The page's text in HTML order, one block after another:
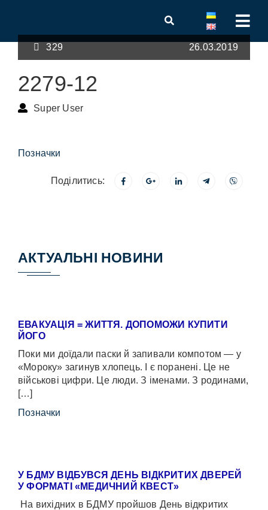
329 26.03.2019
2279-12
Super User
Позначки
Поділитись:
АКТУАЛЬНІ НОВИНИ
ЕВАКУАЦІЯ = ЖИТТЯ. ДОПОМОЖИ КУПИТИ
ЙОГО
Поки ми доїдали паски й запивали компотом — у
«Мороку» загинув хлопець. І є поранені. Це не
військові цифри. Це люди. З іменами. З родинами,
[…]
Позначки
У БДМУ ВІДБУВСЯ ДЕНЬ ВІДКРИТИХ ДВЕРЕЙ
У ФОРМАТІ «МЕДИЧНИЙ КВЕСТ»
На вихідних в БДМУ пройшов День відкритих